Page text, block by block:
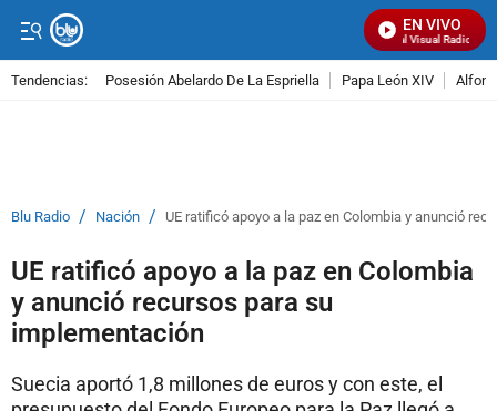
EN VIVO
Señal Visual Radio
Tendencias: Posesión Abelardo De La Espriella Papa León XIV
Blu Radio / Nación / UE ratificó apoyo a la paz en Colombia y anunció
UE ratificó apoyo a la paz en Colombia
y anunció recursos para su
implementación
Suecia aportó 1,8 millones de euros y con este, el